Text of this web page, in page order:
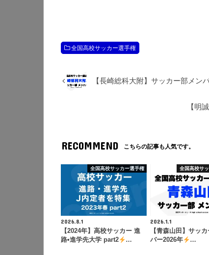
全国高校サッカー選手権
【長崎総科大附】サッカー部メン
【明
RECOMMEND こちらの記事も人気です。
全国高校サッカー選手権
2026.8.1
【2024年】高校サッカー 進
路•進学先大学 part2
…
全国高校サ
2026.1.1
【青森山田】サッ
バー2026年
…